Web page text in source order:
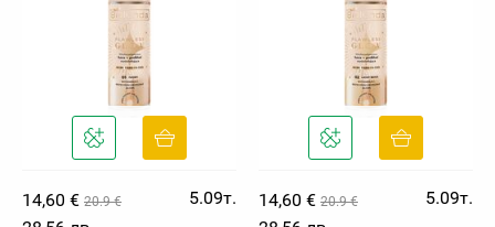
14,60 € 20.9 €
5.09т.
14,60 € 20.9 €
5.09т.